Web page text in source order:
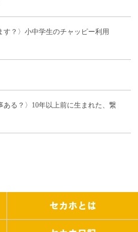
す？〉小中学生のチャッピー利用
ある？〉10年以上前に生まれた、繋
セカホとは